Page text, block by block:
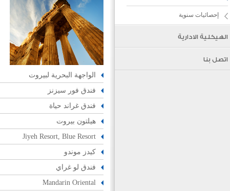
إحصائيات سنوية
الهيكلية الادارية
اتصل بنا
الواجهة البحرية لبيروت
فندق فور سيزنز
فندق غراند حياة
هيلتون بيروت
Jiyeh Resort, Blue Resort
كيدز موندو
فندق لو غراي
Mandarin Oriental